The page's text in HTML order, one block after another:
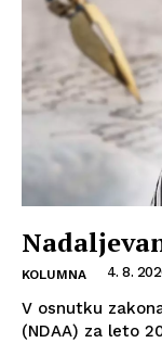
KOLUMNA 4. 8.
V osnutku
(NDAA) za leto